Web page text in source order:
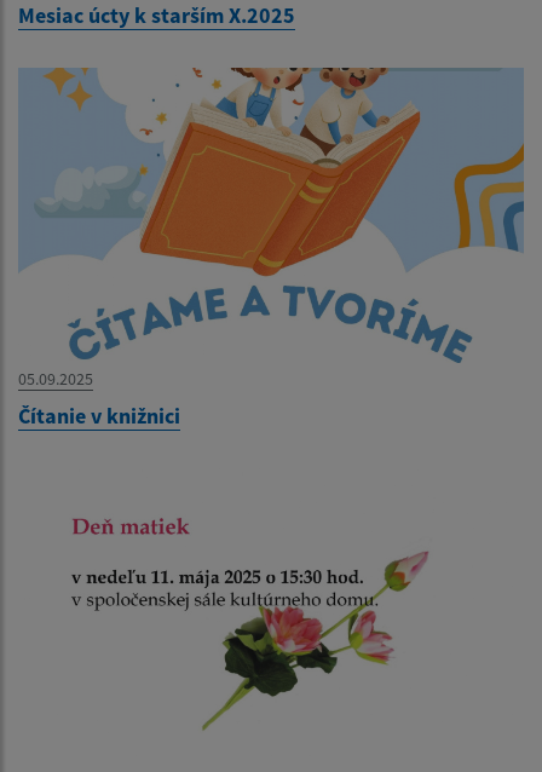
Mesiac úcty k starším X.2025
05.09.2025
Čítanie v knižnici